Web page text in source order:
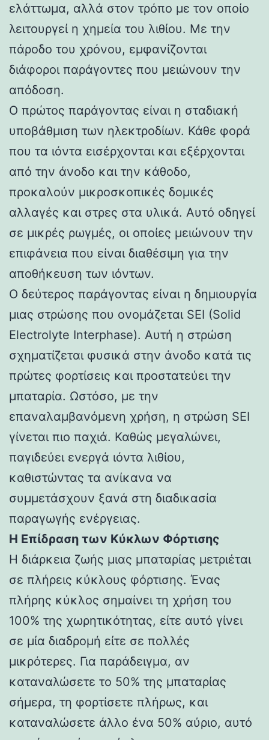
ελάττωμα, αλλά στον τρόπο με τον οποίο
λειτουργεί η χημεία του λιθίου. Με την
πάροδο του χρόνου, εμφανίζονται
διάφοροι παράγοντες που μειώνουν την
απόδοση.
Ο πρώτος παράγοντας είναι η σταδιακή
υποβάθμιση των ηλεκτροδίων. Κάθε φορά
που τα ιόντα εισέρχονται και εξέρχονται
από την άνοδο και την κάθοδο,
προκαλούν μικροσκοπικές δομικές
αλλαγές και στρες στα υλικά. Αυτό οδηγεί
σε μικρές ρωγμές, οι οποίες μειώνουν την
επιφάνεια που είναι διαθέσιμη για την
αποθήκευση των ιόντων.
Ο δεύτερος παράγοντας είναι η δημιουργία
μιας στρώσης που ονομάζεται SEI (Solid
Electrolyte Interphase). Αυτή η στρώση
σχηματίζεται φυσικά στην άνοδο κατά τις
πρώτες φορτίσεις και προστατεύει την
μπαταρία. Ωστόσο, με την
επαναλαμβανόμενη χρήση, η στρώση SEI
γίνεται πιο παχιά. Καθώς μεγαλώνει,
παγιδεύει ενεργά ιόντα λιθίου,
καθιστώντας τα ανίκανα να
συμμετάσχουν ξανά στη διαδικασία
παραγωγής ενέργειας.
Η Επίδραση των Κύκλων Φόρτισης
Η διάρκεια ζωής μιας μπαταρίας μετριέται
σε πλήρεις κύκλους φόρτισης. Ένας
πλήρης κύκλος σημαίνει τη χρήση του
100% της χωρητικότητας, είτε αυτό γίνει
σε μία διαδρομή είτε σε πολλές
μικρότερες. Για παράδειγμα, αν
καταναλώσετε το 50% της μπαταρίας
σήμερα, τη φορτίσετε πλήρως, και
καταναλώσετε άλλο ένα 50% αύριο, αυτό